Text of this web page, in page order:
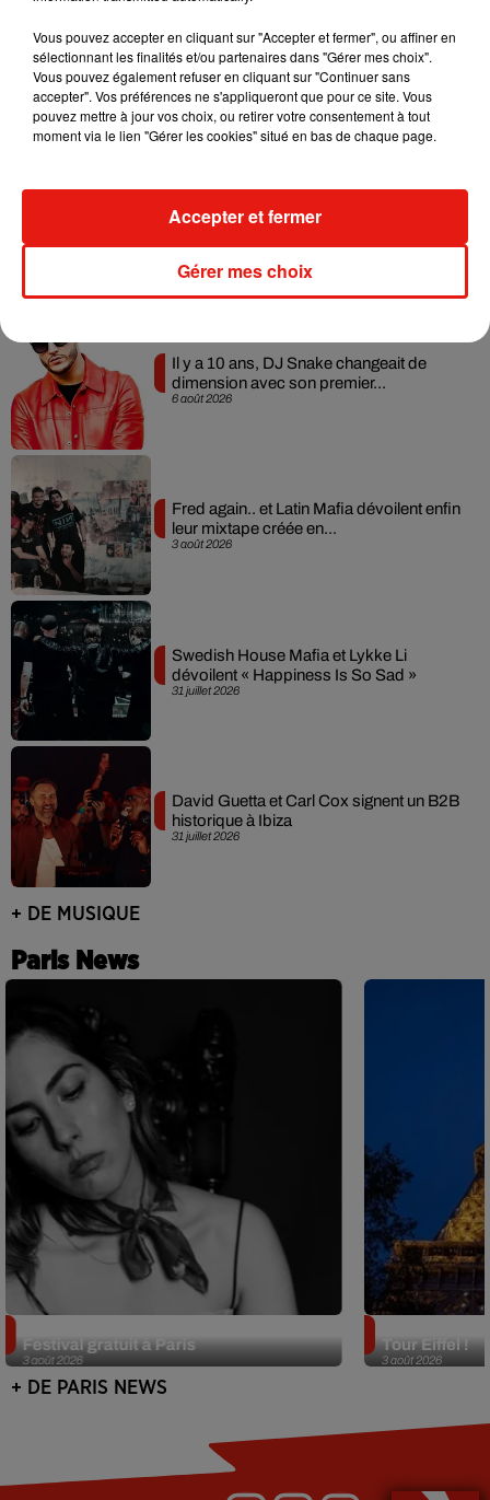
7 août 2026
RÜFÜS DU SOL annonce un nouvel
album après sa tournée mondiale
Angèle et Amélie Lens dévoilent leur
6 août 2026
Il y a 10 ans, DJ Snake changeait de
dimension avec son premier...
3 août 2026
Fred again.. et Latin Mafia dévoilent enfin
leur mixtape créée en...
31 juillet 2026
Swedish House Mafia et Lykke Li
dévoilent « Happiness Is So Sad »
31 juillet 2026
David Guetta et Carl Cox signent un B2B
historique à Ibiza
+ DE MUSIQUE
Paris News
3 août 2026
Festival gratuit à Paris
3 août 2026
Tour Eiffel !
+ DE PARIS NEWS
Vous pouvez accepter en cliquant sur "Accepter et fermer", ou affiner en
sélectionnant les finalités et/ou partenaires dans "Gérer mes choix".
Vous pouvez également refuser en cliquant sur "Continuer sans
accepter". Vos préférences ne s'appliqueront que pour ce site. Vous
pouvez mettre à jour vos choix, ou retirer votre consentement à tout
moment via le lien "Gérer les cookies" situé en bas de chaque page.
Gérer mes choix
Accepter et fermer